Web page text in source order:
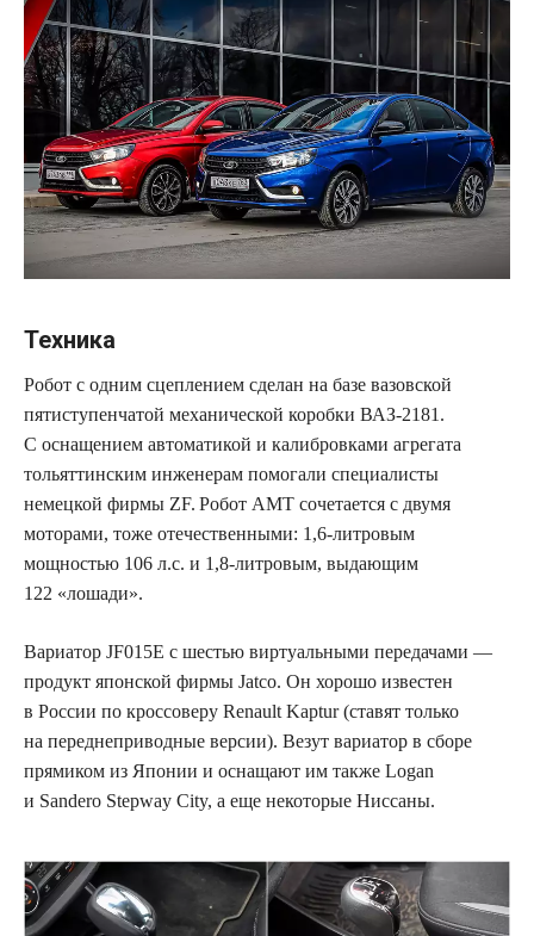
Техника
Робот с одним сцеплением сделан на базе вазовской
пятиступенчатой механической коробки ВАЗ-2181.
С оснащением автоматикой и калибровками агрегата
тольяттинским инженерам помогали специалисты
немецкой фирмы ZF. Робот АМТ сочетается с двумя
моторами, тоже отечест­венными: 1,6‑литровым
мощностью 106 л.с. и 1,8‑литровым, выдающим
122 «лошади».
Вариатор JF015E с шестью виртуальными передачами —
продукт японской фирмы Jatco. Он хорошо известен
в России по кроссоверу Renault Kaptur (ставят только
на переднеприводные версии). Везут вариатор в сборе
прямиком из Японии и оснащают им также Logan
и Sandero Stepway City, а еще некоторые Ниссаны.